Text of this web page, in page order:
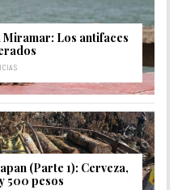
Miramar: Los antifaces
(Parte 1): Cerveza,
500 pesos